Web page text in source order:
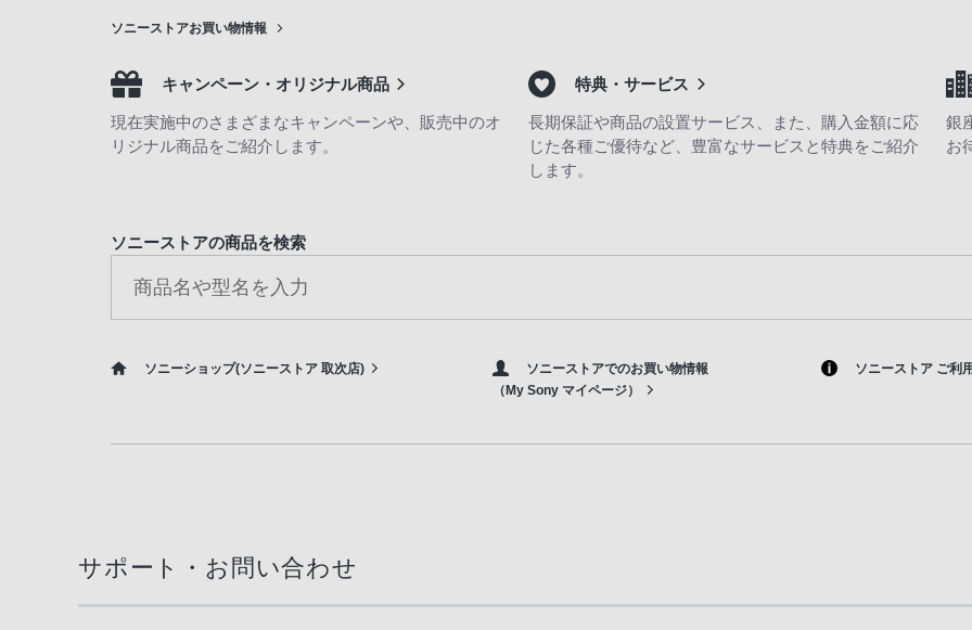
ソニーストアお買い物情報
キャンペーン・オリジナル商品
現在実施中のさまざまなキャンペーンや、販売中のオ
リジナル商品をご紹介します。
特典・サービス
長期保証や商品の設置サービス、また、購入金額に応
じた各種ご優待など、豊富なサービスと特典をご紹介
します。
銀
お
ソニーストアの商品を検索
ソニーショップ(ソニーストア 取次店)
ソニーストアでのお買い物情報
（My Sony マイページ）
ソニーストア ご利
サポート・お問い合わせ